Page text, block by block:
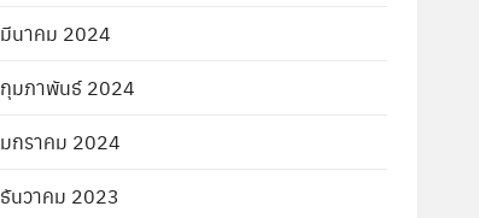
มีนาคม 2024
กุมภาพันธ์ 2024
มกราคม 2024
ธันวาคม 2023